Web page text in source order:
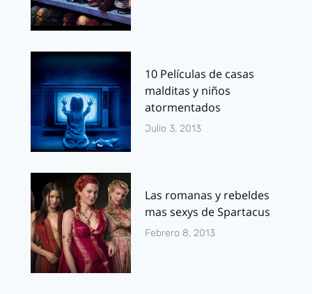
10 Películas de casas
malditas y niños
atormentados
Julio 3, 2013
Las romanas y rebeldes
mas sexys de Spartacus
Febrero 8, 2013